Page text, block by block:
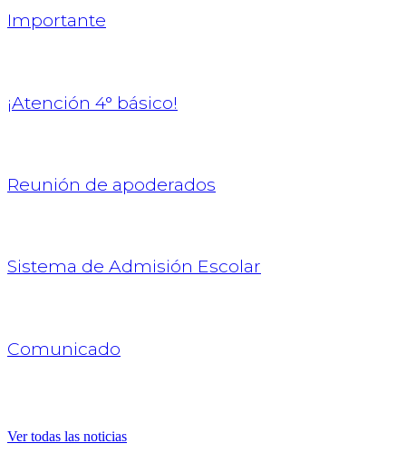
Importante
¡Atención 4° básico!
Reunión de apoderados
Sistema de Admisión Escolar
Comunicado
Ver todas las noticias